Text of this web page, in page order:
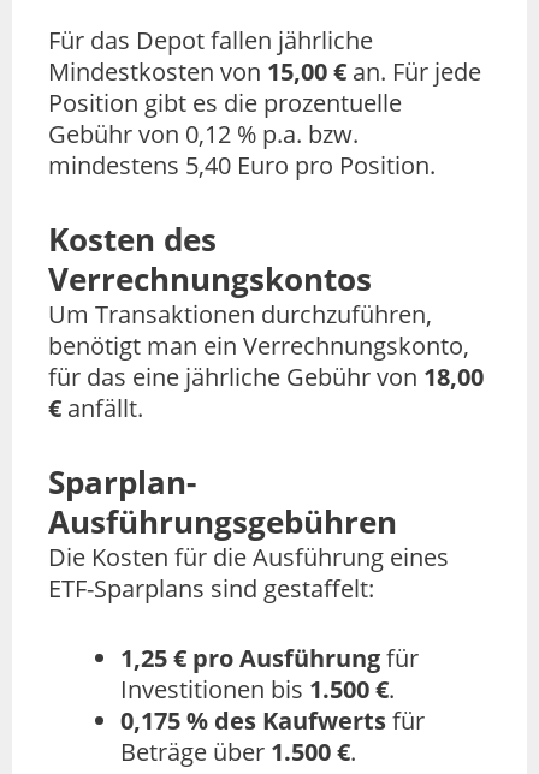
Für das Depot fallen jährliche
Mindestkosten von 15,00 € an. Für jede
Position gibt es die prozentuelle
Gebühr von 0,12 % p.a. bzw.
mindestens 5,40 Euro pro Position.
Kosten des
Verrechnungskontos
Um Transaktionen durchzuführen,
benötigt man ein Verrechnungskonto,
für das eine jährliche Gebühr von 18,00
€ anfällt.
Sparplan-
Ausführungsgebühren
Die Kosten für die Ausführung eines
ETF-Sparplans sind gestaffelt:
1,25 € pro Ausführungfür
Investitionen bis 1.500 €.
0,175 % des Kaufwertsfür
Beträge über 1.500 €.